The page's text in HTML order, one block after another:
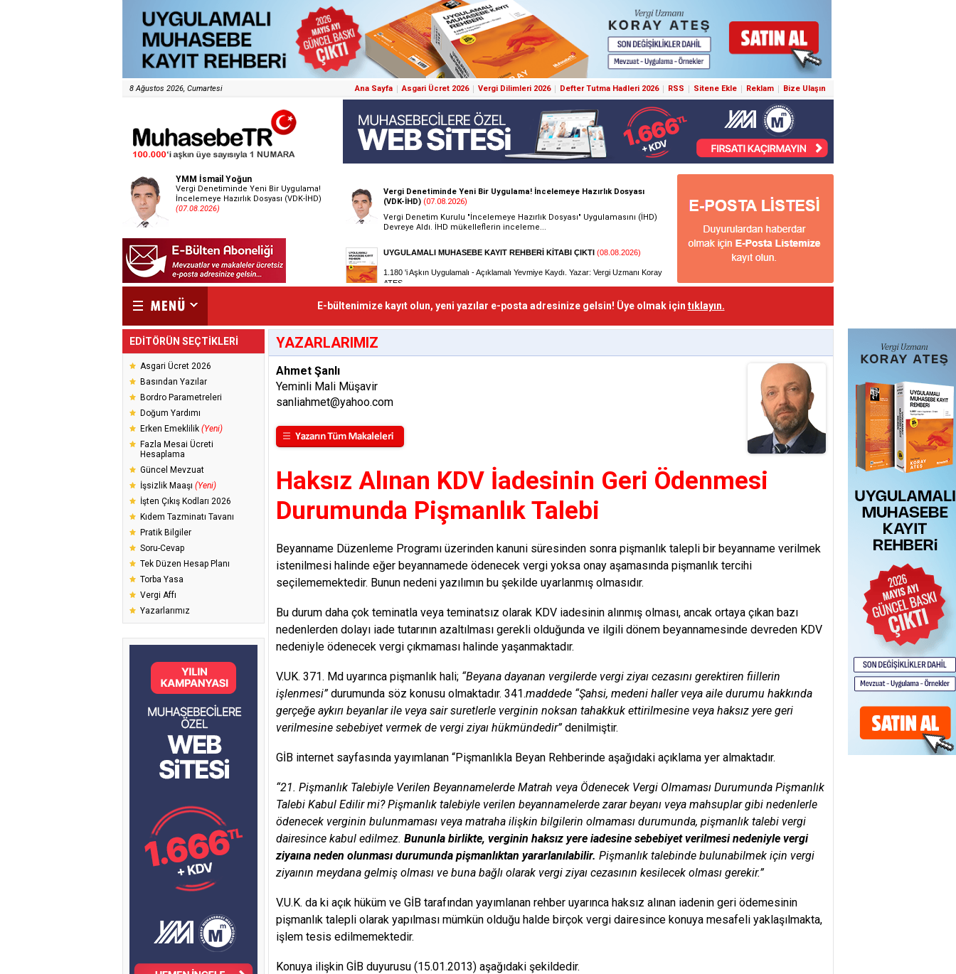
8 Ağustos 2026, Cumartesi Ana Sayfa Asgari Ücret 2026 Vergi Dilimleri 2026 Defter Tutma Hadleri 2026 RSS Sitene Ekle Reklam Bize Ulaşın
YMM İsmail Yoğun
Vergi Denetiminde Yeni Bir Uygulama!
İncelemeye Hazırlık Dosyası (VDK-İHD)
(07.08.2026)
E-bültenimize kayıt olun, yeni yazılar e-posta adresinize gelsin! Üye olmak için tıklayın.
EDİTÖRÜN SEÇTİKLERİ
Asgari Ücret 2026
Basından Yazılar
Bordro Parametreleri
Doğum Yardımı
Erken Emeklilik (Yeni)
Fazla Mesai Ücreti
Hesaplama
Güncel Mevzuat
İşsizlik Maaşı (Yeni)
İşten Çıkış Kodları 2026
Kıdem Tazminatı Tavanı
Pratik Bilgiler
Soru-Cevap
Tek Düzen Hesap Planı
Torba Yasa
Vergi Affı
Yazarlarımız
YAZARLARIMIZ
Ahmet Şanlı
Yeminli Mali Müşavir
sanliahmet@yahoo.com
Haksız Alınan KDV İadesinin Geri Ödenmesi
Durumunda Pişmanlık Talebi
Beyanname Düzenleme Programı üzerinden kanuni süresinden sonra pişmanlık talepli bir beyanname verilmek
istenilmesi halinde eğer beyannamede ödenecek vergi yoksa onay aşamasında pişmanlık tercihi
seçilememektedir. Bunun nedeni yazılımın bu şekilde uyarlanmış olmasıdır.
Bu durum daha çok teminatla veya teminatsız olarak KDV iadesinin alınmış olması, ancak ortaya çıkan bazı
nedenlerden dolayı iade tutarının azaltılması gerekli olduğunda ve ilgili dönem beyannamesinde devreden KDV
nedeniyle ödenecek vergi çıkmaması halinde yaşanmaktadır.
V.UK. 371. Md uyarınca pişmanlık hali; “Beyana dayanan vergilerde vergi ziyaı cezasını gerektiren fiillerin
işlenmesi”durumunda söz konusu olmaktadır. 341.maddede “Şahsi, medeni haller veya aile durumu hakkında
gerçeğe aykırı beyanlar ile veya sair suretlerle verginin noksan tahakkuk ettirilmesine veya haksız yere geri
verilmesine sebebiyet vermek de vergi ziyaı hükmündedir”denilmiştir.
GİB internet sayfasında yayımlanan “Pişmanlıkla Beyan Rehberinde aşağıdaki açıklama yer almaktadır.
“21. Pişmanlık Talebiyle Verilen Beyannamelerde Matrah veya Ödenecek Vergi Olmaması Durumunda Pişmanlık
Talebi Kabul Edilir mi? Pişmanlık talebiyle verilen beyannamelerde zarar beyanı veya mahsuplar gibi nedenlerle
ödenecek verginin bulunmaması veya matraha ilişkin bilgilerin olmaması durumunda, pişmanlık talebi vergi
dairesince kabul edilmez. Bununla birlikte, verginin haksız yere iadesine sebebiyet verilmesi nedeniyle vergi
ziyaına neden olunması durumunda pişmanlıktan yararlanılabilir. Pişmanlık talebinde bulunabilmek için vergi
ziyaının meydana gelmiş olması ve buna bağlı olarak vergi ziyaı cezasının kesilecek olması gerekir.”
V.U.K. da ki açık hüküm ve GİB tarafından yayımlanan rehber uyarınca haksız alınan iadenin geri ödemesinin
pişmanlık talepli olarak yapılması mümkün olduğu halde birçok vergi dairesince konuya mesafeli yaklaşılmakta,
işlem tesis edilmemektedir.
Konuya ilişkin GİB duyurusu (15.01.2013) aşağıdaki şekildedir.